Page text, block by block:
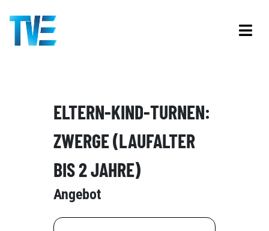
ELTERN-KIND-TURNEN:
ZWERGE (LAUFALTER
BIS 2 JAHRE)
Angebot